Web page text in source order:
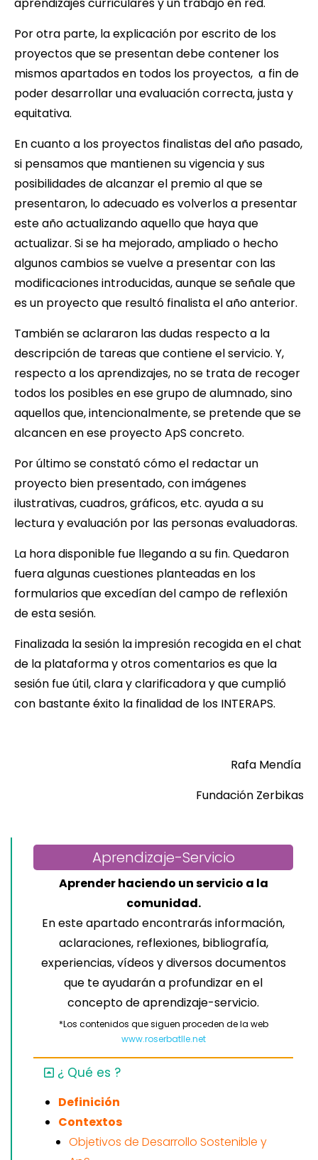
aprendizajes curriculares y un trabajo en red.
Por otra parte, la explicación por escrito de los
proyectos que se presentan debe contener los
mismos apartados en todos los proyectos, a fin de
poder desarrollar una evaluación correcta, justa y
equitativa.
En cuanto a los proyectos finalistas del año pasado,
si pensamos que mantienen su vigencia y sus
posibilidades de alcanzar el premio al que se
presentaron, lo adecuado es volverlos a presentar
este año actualizando aquello que haya que
actualizar. Si se ha mejorado, ampliado o hecho
algunos cambios se vuelve a presentar con las
modificaciones introducidas, aunque se señale que
es un proyecto que resultó finalista el año anterior.
También se aclararon las dudas respecto a la
descripción de tareas que contiene el servicio. Y,
respecto a los aprendizajes, no se trata de recoger
todos los posibles en ese grupo de alumnado, sino
aquellos que, intencionalmente, se pretende que se
alcancen en ese proyecto ApS concreto.
Por último se constató cómo el redactar un
proyecto bien presentado, con imágenes
ilustrativas, cuadros, gráficos, etc. ayuda a su
lectura y evaluación por las personas evaluadoras.
La hora disponible fue llegando a su fin. Quedaron
fuera algunas cuestiones planteadas en los
formularios que excedían del campo de reflexión
de esta sesión.
Finalizada la sesión la impresión recogida en el chat
de la plataforma y otros comentarios es que la
sesión fue útil, clara y clarificadora y que cumplió
con bastante éxito la finalidad de los INTERAPS.
Rafa Mendía
Fundación Zerbikas
Aprendizaje-Servicio
Aprender haciendo un servicio a la
comunidad.
En este apartado encontrarás información,
aclaraciones, reflexiones, bibliografía,
experiencias, vídeos y diversos documentos
que te ayudarán a profundizar en el
concepto de aprendizaje-servicio.
*Los contenidos que siguen proceden de la web
www.roserbatlle.net
¿ Qué es ?
Definición
Contextos
Objetivos de Desarrollo Sostenible y